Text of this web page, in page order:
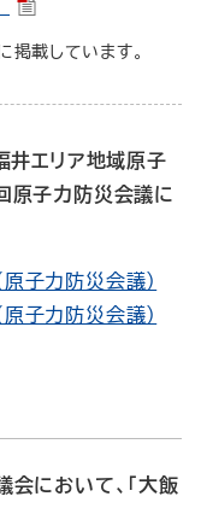
載しています。
井エリア地域原子
原子力防災会議に
子力防災会議）
子力防災会議）
において、「大飯